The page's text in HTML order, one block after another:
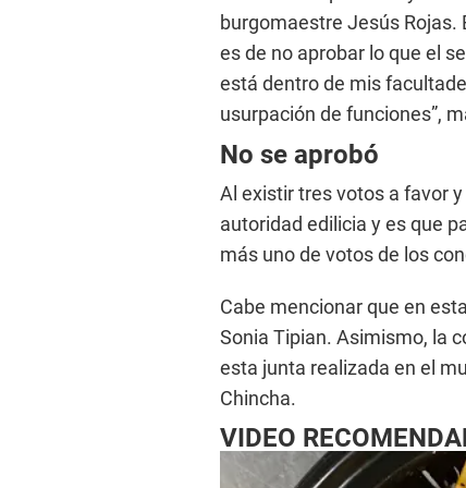
burgomaestre Jesús Rojas.
es de no aprobar lo que el
está dentro de mis
usurpación de funciones”,
No se aprobó
Al existir tres votos a favor
autoridad edilicia y es que
más uno de votos de los
Cabe mencionar que en
Sonia Tipian. Asimismo, la
esta junta realizada en el
Chincha.
VIDEO